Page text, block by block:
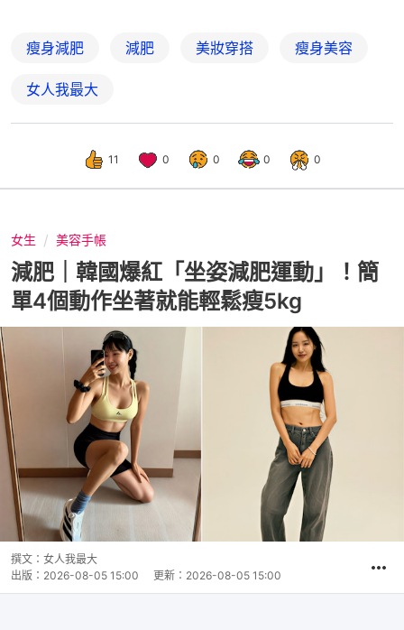
瘦身減肥 減肥 美妝穿搭 瘦身美容
女人我最大
11 0 0 0 0
女生 美容手帳
減肥｜韓國爆紅「坐姿減肥運動」！簡
單4個動作坐著就能輕鬆瘦5kg
撰文： 女人我最大
出版： 2026-08-05 15:00 更新： 2026-08-05 15:00